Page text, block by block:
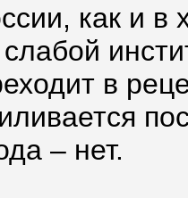
как и в
в
– нет.